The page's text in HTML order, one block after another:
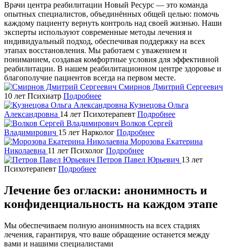
Врачи центра реабилитации Новый Ресурс — это команда
опытных специалистов, объединённых общей целью: помочь
каждому пациенту вернуть контроль над своей жизнью. Наши
эксперты используют современные методы лечения и
индивидуальный подход, обеспечивая поддержку на всех
этапах восстановления. Мы работаем с уважением и
пониманием, создавая комфортные условия для эффективной
реабилитации. В нашем реабилитационном центре здоровье и
благополучие пациентов всегда на первом месте.
Смирнов Дмитрий Сергеевич
10 лет Психиатр Подробнее
Кузнецова Ольга
Александровна 14 лет Психотерапевт Подробнее
Волков Сергей
Владимирович 15 лет Нарколог Подробнее
Морозова Екатерина
Николаевна 11 лет Психолог Подробнее
Петров Павел Юрьевич 13 лет
Психотерапевт Подробнее
Лечение без огласки: анонимность и
конфиденциальность на каждом этапе
Мы обеспечиваем полную анонимность на всех стадиях
лечения, гарантируя, что ваше обращение останется между
вами и нашими специалистами